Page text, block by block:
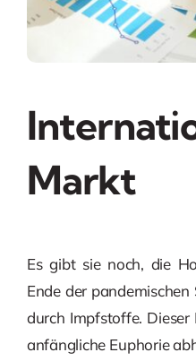
Markt
Es gibt sie noch, die
Ende der
durch Impfstoffe.
anfängliche Euphorie